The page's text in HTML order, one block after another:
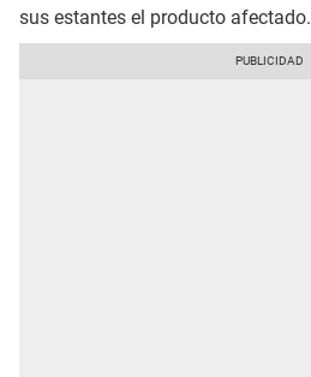
sus estantes el producto afectado.